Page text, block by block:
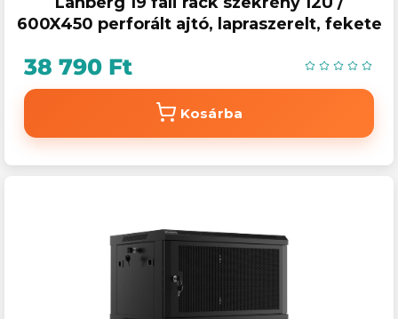
600X450 perforált ajtó, lapraszerelt, fekete
38 790 Ft
Kosárba